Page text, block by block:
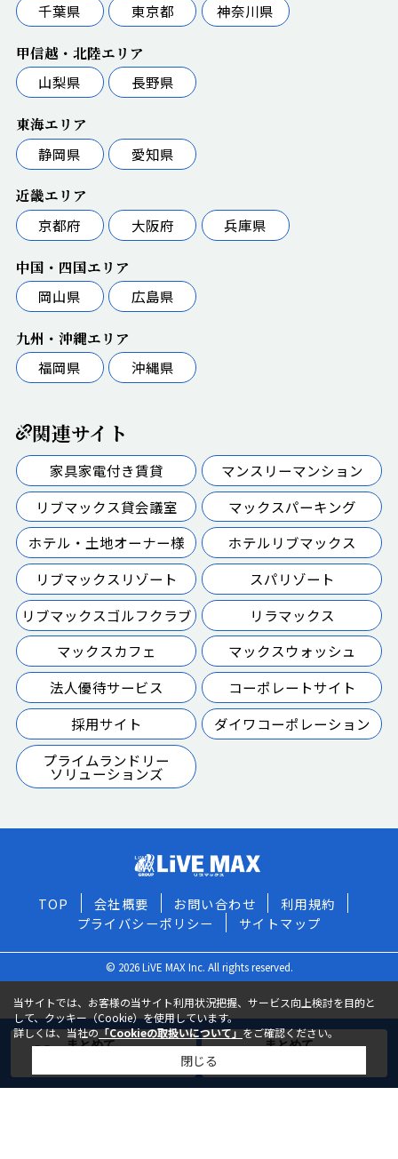
まとめて
まとめて
千葉県
東京都 神奈川県
甲信越・北陸エリア
山梨県
長野県
東海エリア
静岡県
愛知県
近畿エリア
京都府
大阪府 兵庫県
中国・四国エリア
岡山県
広島県
九州・沖縄エリア
福岡県
沖縄県
関連サイト
家具家電付き賃貸
マンスリーマンション
リブマックス貸会議室
マックスパーキング
ホテル・土地オーナー様
ホテルリブマックス
リブマックスリゾート
スパリゾート
リブマックスゴルフクラブ
リラマックス
マックスカフェ
マックスウォッシュ
法人優待サービス
コーポレートサイト
採用サイト
ダイワコーポレーション
プライムランドリー
ソリューションズ
TOP 会社概要 お問い合わせ
利用規約
プライバシーポリシー
サイトマップ
© 2026 LiVE MAX Inc. All rights reserved.
当サイトでは、お客様の当サイト利用状況把握、サービス向上検討を目的と
して、クッキー（Cookie）を使用しています。
詳しくは、当社の「Cookieの取扱いについて」をご確認ください。
閉じる